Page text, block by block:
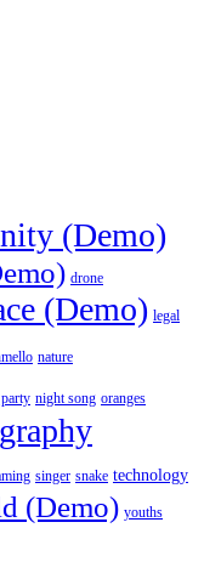
(Demo)
drone
(Demo) legal
nature
night song oranges
singer snake technology
(Demo) youths